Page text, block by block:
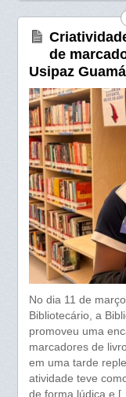
o
o
k
A
p
p
de
Usipaz Guamá
No dia 11 de
Bibliotecário, a
promoveu uma
marcadores de
em uma tarde
atividade teve
de forma lúdica e